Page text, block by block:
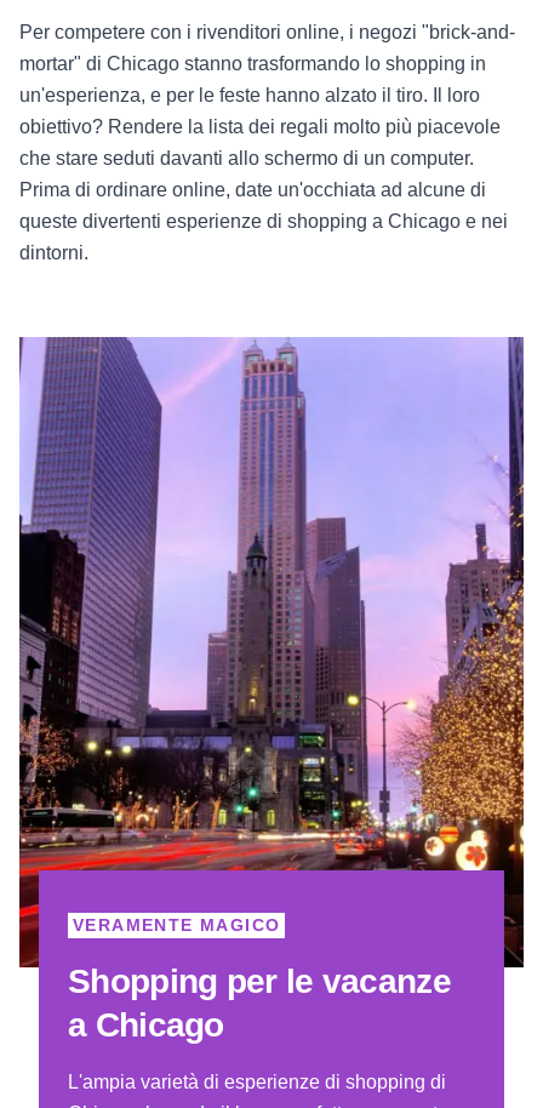
Per competere con i rivenditori online, i negozi "brick-and-
mortar" di Chicago stanno trasformando lo shopping in
un'esperienza, e per le feste hanno alzato il tiro. Il loro
obiettivo? Rendere la lista dei regali molto più piacevole
che stare seduti davanti allo schermo di un computer.
Prima di ordinare online, date un'occhiata ad alcune di
queste divertenti esperienze di shopping a Chicago e nei
dintorni.
Shopping per le vacanze
a Chicago
VERAMENTE MAGICO
L'ampia varietà di esperienze di shopping di